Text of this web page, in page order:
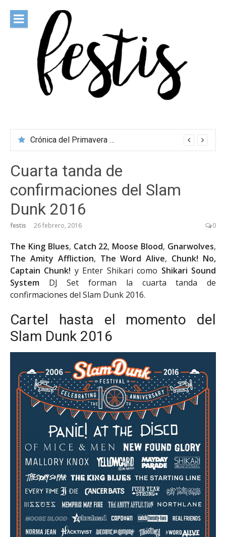
contenido
Crónica del Primavera Sound Porto 2026
Cuarta tanda de
confirmaciones del Slam
Dunk 2016
festis 26 febrero, 2016 0
The King Blues, Catch 22, Moose Blood, Gnarwolves,
The Amity Affliction, The Word Alive, Chunk! No,
Captain Chunk! y Enter Shikari como Shikari Sound
System DJ Set forman la cuarta tanda de
confirmaciones del Slam Dunk 2016.
Cartel hasta el momento del
Slam Dunk 2016